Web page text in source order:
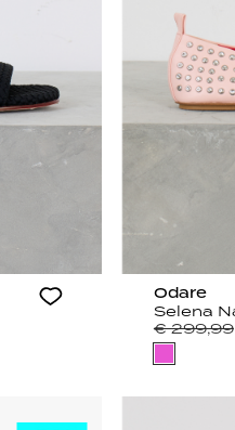
Odare
€ 299,99